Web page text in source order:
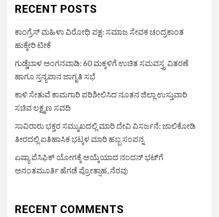
RECENT POSTS
ಕಾಂಗ್ರೆಸ್ ಮಹಿಳಾ ವಿರೋಧಿ ಪಕ್ಷ: ಸಮಾಜ ಸೇವಕ ಚಂದ್ರಕಾಂತ
ಹುಕ್ಕೇರಿ ಟೀಕೆ
ಗುಡ್ಡೆಬಾಳ ಅಂಗನವಾಡಿ: 60 ಮಕ್ಕಳಿಗೆ ಉಚಿತ ಸಮವಸ್ತ್ರ ವಿತರಣೆ
ಹಾಗೂ ಸ್ತನ್ಯಪಾನ ಜಾಗೃತಿ ಸಭೆ
ಕಾಳಿ ಸೇತುವೆ ಕಾಮಗಾರಿ ಪರಿಶೀಲಿಸಿದ ನೂತನ ಜಿಲ್ಲಾ ಉಸ್ತುವಾರಿ
ಸಚಿವ ಲಕ್ಷ್ಮಣ ಸವದಿ
ಸಾವಿರಾರು ಭಕ್ತರ ಸಮ್ಮುಖದಲ್ಲಿ ಮಾರಿ ದೇವಿ ವಿಸರ್ಜನೆ: ಜಾಲಿಕೋಡಿ
ತೀರದಲ್ಲಿ ಐತಿಹಾಸಿಕ ಭಟ್ಕಳ ಮಾರಿ ಹಬ್ಬ ಸಂಪನ್ನ
ಏಷ್ಯಾ ಪೆಸಿಫಿಕ್ ಯೋಗಕ್ಕೆ ಆಯ್ಕೆಯಾದ ನಂದನ್ ಭಟ್‌ಗೆ
ಅನಂತಮೂರ್ತಿ ಹೆಗಡೆ ಪ್ರೋತ್ಸಾಹ, ನೆರವು
RECENT COMMENTS